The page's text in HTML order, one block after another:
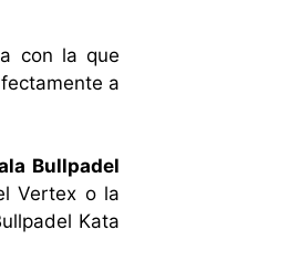
con la que
a
Bullpadel
Vertex o la
Kata